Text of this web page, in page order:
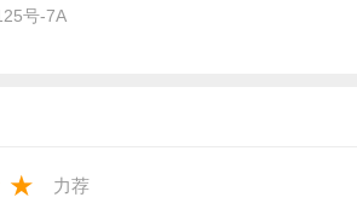
时变化，归零会持续掉血、大幅削弱战
号-7A
★ 力荐